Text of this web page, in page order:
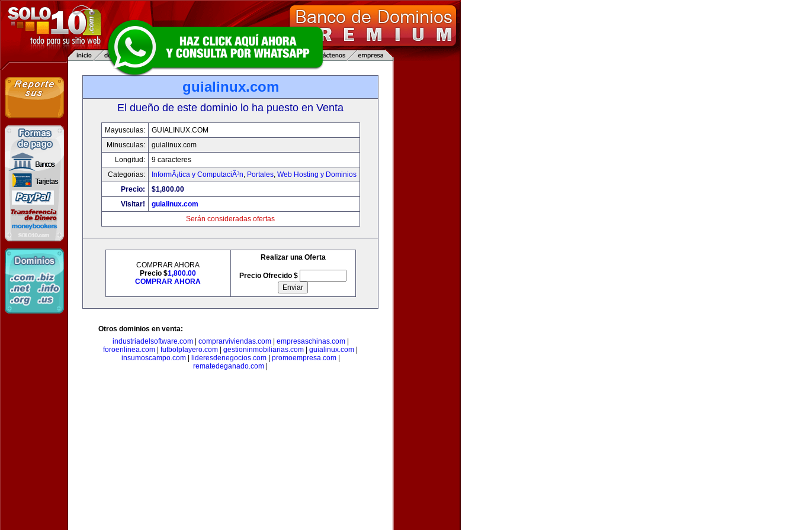
guialinux.com
El dueño de este dominio lo ha puesto en Venta
Mayusculas:
GUIALINUX.COM
Minusculas:
guialinux.com
Longitud:
9 caracteres
Categorias:
InformÃ¡tica y ComputaciÃ³n, Portales, Web Hosting y Dominios
Precio:
$1,800.00
Visitar!
guialinux.com
Serán consideradas ofertas
COMPRAR AHORA
Precio $1,800.00
COMPRAR AHORA
Realizar una Oferta
Precio Ofrecido $
Otros dominios en venta:
industriadelsoftware.com| comprarviviendas.com| empresaschinas.com|
foroenlinea.com
futbolplayero.com gestioninmobiliarias.com guialinux.com
insumoscampo.com| lideresdenegocios.com| promoempresa.com|
rematedeganado.com